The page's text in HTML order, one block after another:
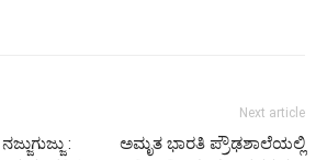
:
Next article
ಅಮೃತ ಭಾರತಿ ಪ್ರೌಢಶಾಲೆಯಲ್ಲಿ